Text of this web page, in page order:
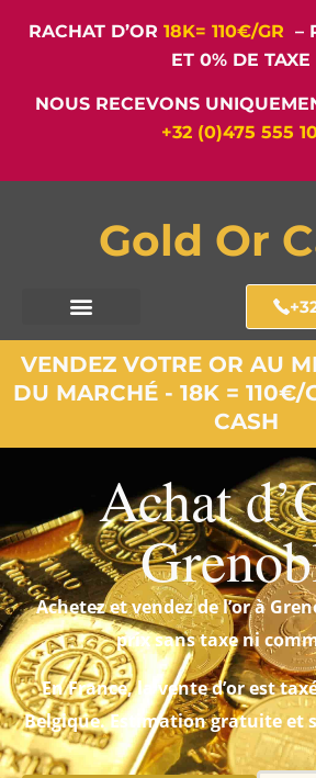
RACHAT D’OR 18K= 110€/GR –
ET 0% DE TAXE
NOUS RECEVONS
+32 (0)475 555
Gold Or
VENDEZ VOTRE OR AU
DU MARCHÉ - 18K = 110€/
CASH
Achat
Achetez et vendez de l’or à
prix sans taxe ni
En France, la vente d’or est
Belgique. Estimation gratuite et